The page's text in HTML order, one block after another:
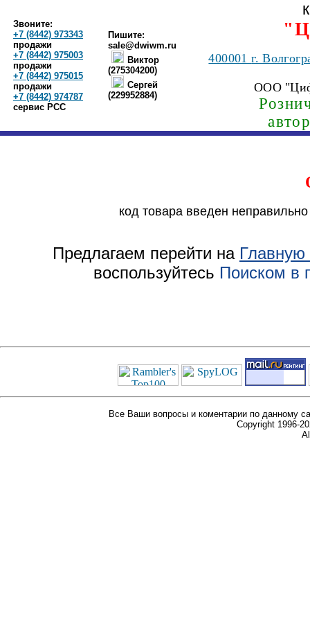
Звоните:
+7 (8442) 973343
продажи
+7 (8442) 975003
продажи
+7 (8442) 975015
продажи
+7 (8442) 974787
сервис РСС
Пишите:
sale@dwiwm.ru
Виктор
(275304200)
Сергей
(229952884)
400001г.
ООО
код товара введен
Предлагаем перейти на Главную
воспользуйтесь Поиском в
Все Ваши вопросы и коментарии по данному
Copyright 1996-